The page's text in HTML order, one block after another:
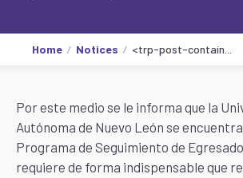
Home Notices <trp-post-contain...
Por este medio se le informa que la
Autónoma de Nuevo León se
Programa de Seguimiento de
requiere de forma indispensable que